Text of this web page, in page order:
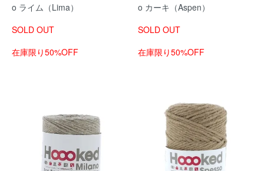
o ライム（Lima）
SOLD OUT
在庫限り50%OFF
o カーキ（Aspen）
SOLD OUT
在庫限り50%OFF